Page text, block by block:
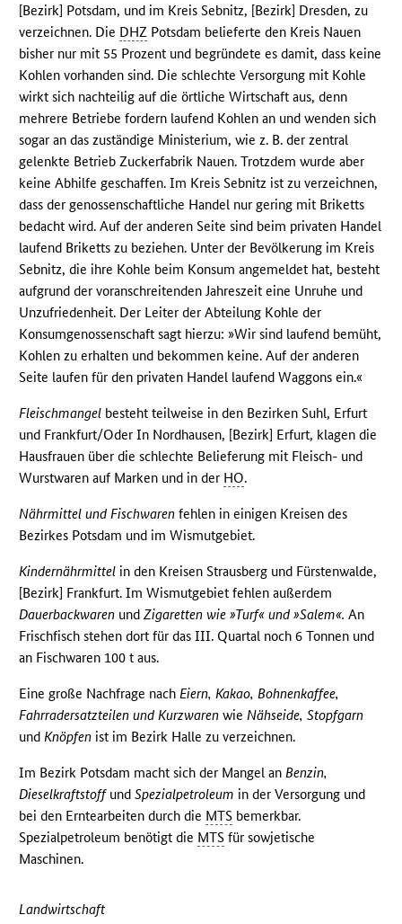
[Bezirk] Potsdam, und im Kreis Sebnitz, [Bezirk] Dresden, zu
verzeichnen. Die DHZ Potsdam belieferte den Kreis Nauen
bisher nur mit 55 Prozent und begründete es damit, dass keine
Kohlen vorhanden sind. Die schlechte Versorgung mit Kohle
wirkt sich nachteilig auf die örtliche Wirtschaft aus, denn
mehrere Betriebe fordern laufend Kohlen an und wenden sich
sogar an das zuständige Ministerium, wie z. B. der zentral
gelenkte Betrieb Zuckerfabrik Nauen. Trotzdem wurde aber
keine Abhilfe geschaffen. Im Kreis Sebnitz ist zu verzeichnen,
dass der genossenschaftliche Handel nur gering mit Briketts
bedacht wird. Auf der anderen Seite sind beim privaten Handel
laufend Briketts zu beziehen. Unter der Bevölkerung im Kreis
Sebnitz, die ihre Kohle beim Konsum angemeldet hat, besteht
aufgrund der voranschreitenden Jahreszeit eine Unruhe und
Unzufriedenheit. Der Leiter der Abteilung Kohle der
Konsumgenossenschaft sagt hierzu: »Wir sind laufend bemüht,
Kohlen zu erhalten und bekommen keine. Auf der anderen
Seite laufen für den privaten Handel laufend Waggons ein.«
Fleischmangel besteht teilweise in den Bezirken Suhl, Erfurt
und Frankfurt/Oder In Nordhausen, [Bezirk] Erfurt, klagen die
Hausfrauen über die schlechte Belieferung mit Fleisch- und
Wurstwaren auf Marken und in der HO.
Nährmittel und Fischwaren fehlen in einigen Kreisen des
Bezirkes Potsdam und im Wismutgebiet.
Kindernährmittel in den Kreisen Strausberg und Fürstenwalde,
[Bezirk] Frankfurt. Im Wismutgebiet fehlen außerdem
Dauerbackwaren undZigaretten wie »Turf« und »Salem«. An
Frischfisch stehen dort für das III. Quartal noch 6 Tonnen und
an Fischwaren 100 t aus.
Eine große Nachfrage nachEiern, Kakao, Bohnenkaffee,
Fahrradersatzteilen und Kurzwaren wieNähseide, Stopfgarn
undKnöpfen ist im Bezirk Halle zu verzeichnen.
Im Bezirk Potsdam macht sich der Mangel anBenzin,
DieselkraftstoffundSpezialpetroleum in der Versorgung und
bei den Erntearbeiten durch die MTS bemerkbar.
Spezialpetroleum benötigt die MTS für sowjetische
Maschinen.
Landwirtschaft